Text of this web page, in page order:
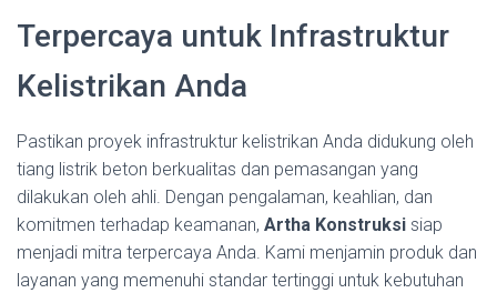
Terpercaya untuk Infrastruktur
Kelistrikan Anda
Pastikan proyek infrastruktur kelistrikan Anda didukung oleh
tiang listrik beton berkualitas dan pemasangan yang
dilakukan oleh ahli. Dengan pengalaman, keahlian, dan
komitmen terhadap keamanan, Artha Konstruksi siap
menjadi mitra terpercaya Anda. Kami menjamin produk dan
layanan yang memenuhi standar tertinggi untuk kebutuhan